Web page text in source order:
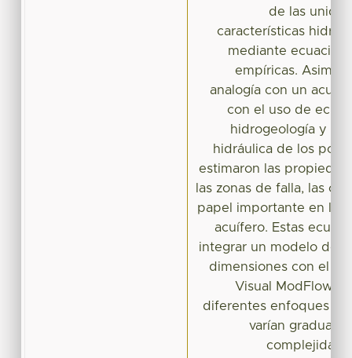
de las
características
mediante
empíricas.
analogía con un
con el uso de
hidrogeología y
hidráulica de los
estimaron las
las zonas de falla, las
papel importante en la
acuífero. Estas
integrar un modelo de
dimensiones con el
Visual ModFlow,
diferentes enfoques
varían
complejidad